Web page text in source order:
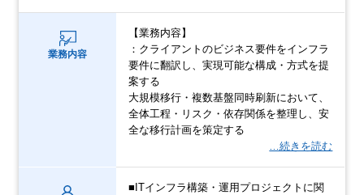
業務内容
【業務内容】
：クライアントのビジネス要件をインフラ
要件に翻訳し、実現可能な構成・方式を提
案する
大規模移行・複数基盤同時刷新において、
全体工程・リスク・依存関係を整理し、安
全な移行計画を策定する
…続きを読む
■ITインフラ構築・運用プロジェクトに関